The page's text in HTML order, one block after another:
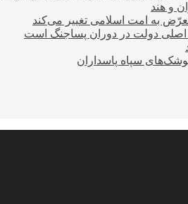
و هند
به امت اسلامی تغییر می‌کند
اصلی دولت در دوران پساجنگ است
سپاه پاسداران